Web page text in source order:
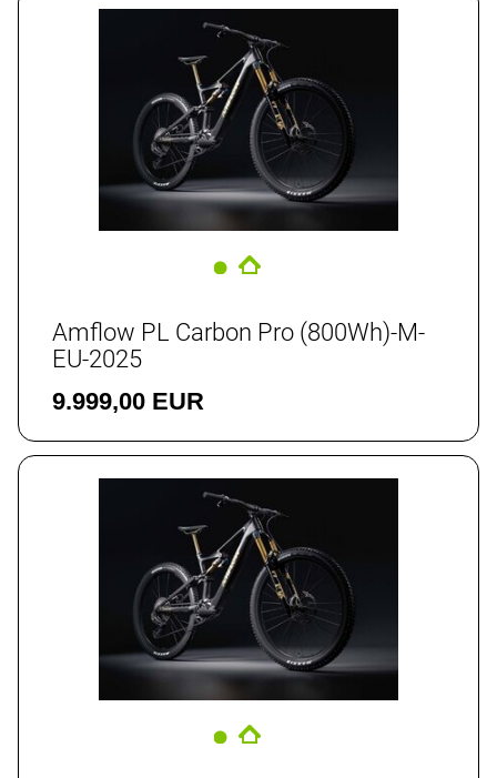
Amflow PL Carbon Pro (800Wh)-M-
EU-2025
9.999,00 EUR